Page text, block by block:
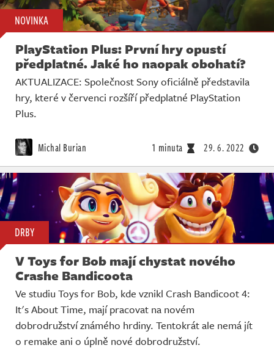
NOVINKA
PlayStation Plus: První hry opustí
předplatné. Jaké ho naopak obohatí?
AKTUALIZACE: Společnost Sony oficiálně představila
hry, které v červenci rozšíří předplatné PlayStation
Plus.
Michal Burian 1 minuta 29. 6. 2022
DRBY
V Toys for Bob mají chystat nového
Crashe Bandicoota
Ve studiu Toys for Bob, kde vznikl Crash Bandicoot 4:
It's About Time, mají pracovat na novém
dobrodružství známého hrdiny. Tentokrát ale nemá jít
o remake ani o úplně nové dobrodružství.